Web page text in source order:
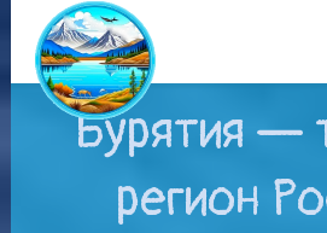
Бурятия —
регион